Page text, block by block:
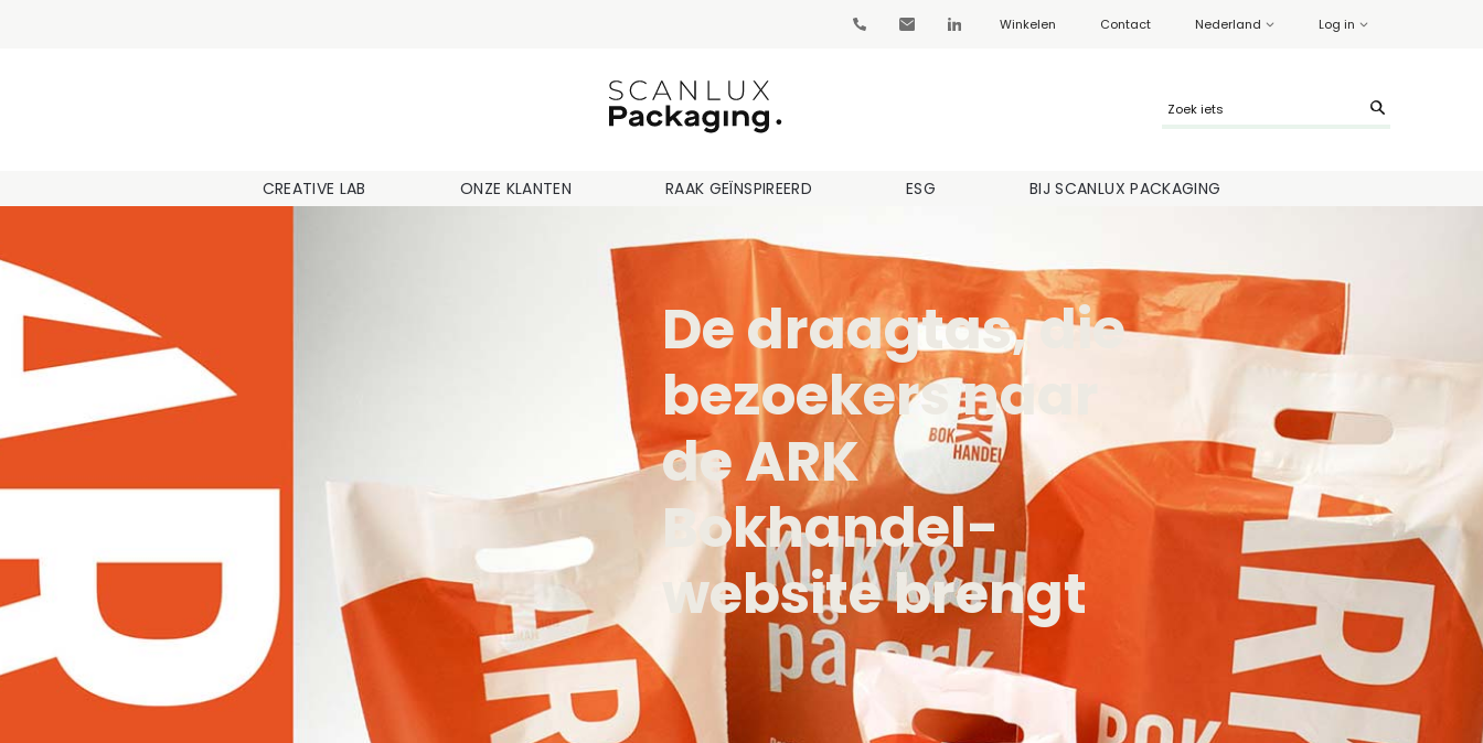
Winkelen Contact Nederland Log in
CREATIVE LAB ONZE KLANTEN RAAK GEÏNSPIREERD ESG BIJ SCANLUX PACKAGING
De draagtas, die
bezoekers naar
de ARK
Bokhandel-
website brengt